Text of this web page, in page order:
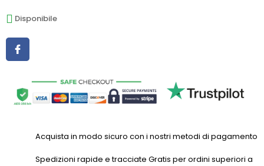
Disponibile
Acquista in modo sicuro con i nostri metodi di pagamento
Spedizioni rapide e tracciate Gratis per ordini superiori a